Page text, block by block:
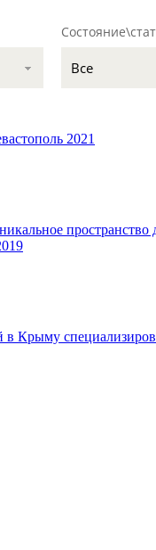
Все
2021
пространство
Крыму